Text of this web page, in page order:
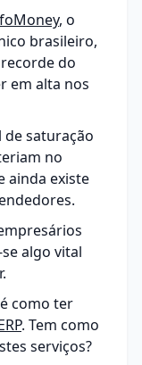
, o
brasileiro,
do
em alta nos
saturação
no
ainda existe
algo vital
como ter
. Tem como
serviços?